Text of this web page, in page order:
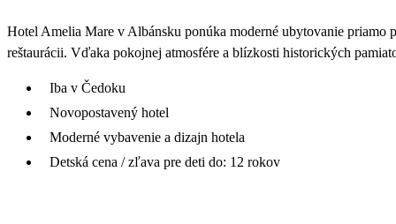
Hotel Amelia Mare v Albánsku ponúka moderné ubytovanie priamo
reštaurácii. Vďaka pokojnej atmosfére a blízkosti historických
Iba v Čedoku
Novopostavený hotel
Moderné vybavenie a dizajn hotela
Detská cena / zľava pre deti do: 12 rokov